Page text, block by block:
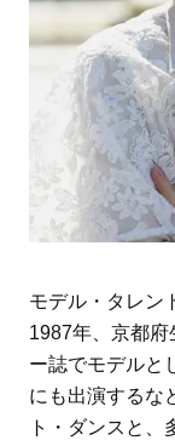
モデル・タレン
1987年、京都府
ー誌でモデルと
にも出演するな
ト・ダンスと